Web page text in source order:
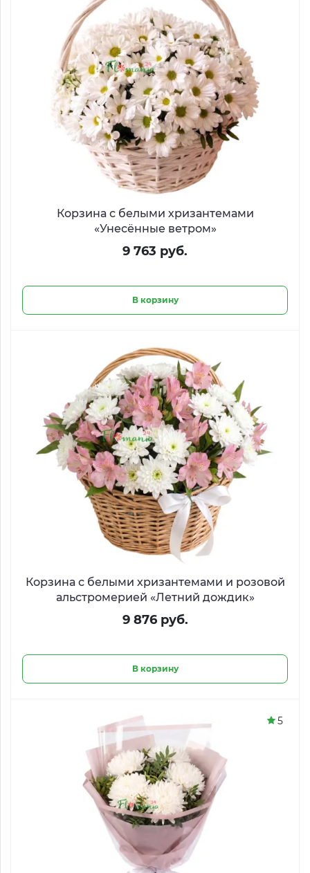
Корзина с белыми хризантемами
«Унесённые ветром»
9 763 руб.
В корзину
Корзина с белыми хризантемами и розовой
альстромерией «Летний дождик»
9 876 руб.
В корзину
5